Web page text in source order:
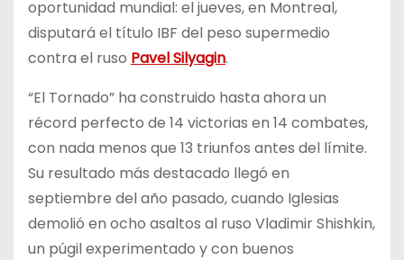
oportunidad mundial: el jueves, en Montreal,
disputará el título IBF del peso supermedio
contra el ruso Pavel Silyagin.
“El Tornado” ha construido hasta ahora un
récord perfecto de 14 victorias en 14 combates,
con nada menos que 13 triunfos antes del límite.
Su resultado más destacado llegó en
septiembre del año pasado, cuando Iglesias
demolió en ocho asaltos al ruso Vladimir Shishkin,
un púgil experimentado y con buenos